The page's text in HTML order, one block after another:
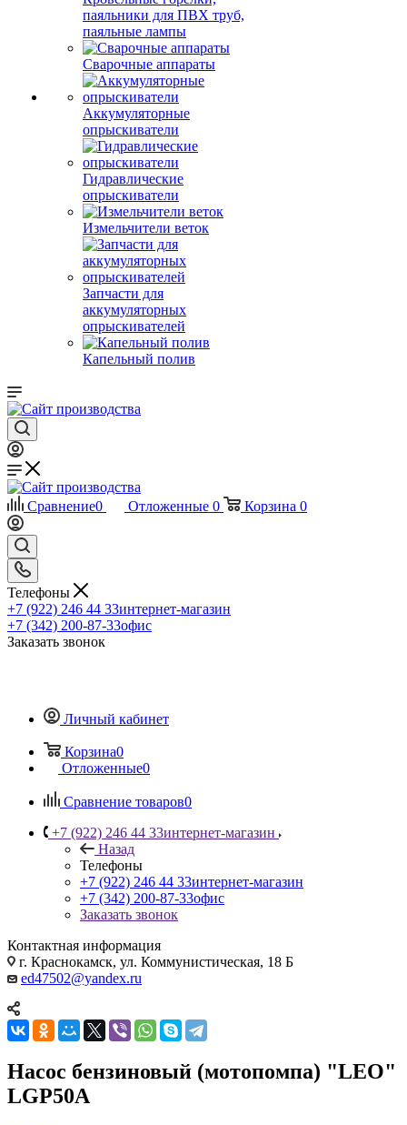
паяльники для ПВХ труб,
паяльные лампы
Сварочные аппараты
Аккумуляторные
опрыскиватели
Гидравлические
опрыскиватели
Измельчители веток
Запчасти для
аккумуляторных
опрыскивателей
Капельный полив
Сравнение0 Отложенные 0 Корзина 0
Телефоны
+7 (922) 246 44 33интернет-магазин
+7 (342) 200-87-33офис
Заказать звонок
Личный кабинет
Корзина0
Отложенные0
Сравнение товаров0
+7 (922) 246 44 33интернет-магазин
Назад
Телефоны
+7 (922) 246 44 33интернет-магазин
+7 (342) 200-87-33офис
Заказать звонок
Контактная информация
г. Краснокамск, ул. Коммунистическая, 18 Б
ed47502@yandex.ru
Насос бензиновый (мотопомпа) "LEO"
LGP50А